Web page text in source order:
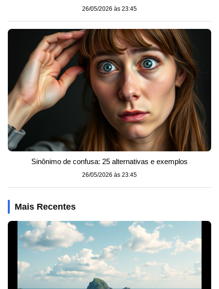
26/05/2026 às 23:45
Sinônimo de confusa: 25 alternativas e exemplos
26/05/2026 às 23:45
Mais Recentes